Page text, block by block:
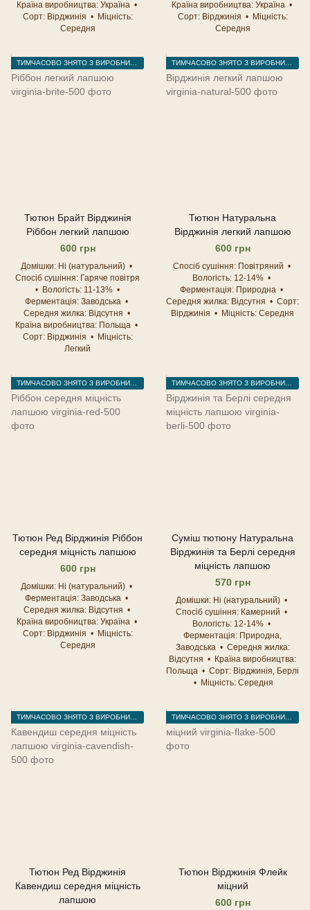
Країна виробництва Україна
Сорт
Вірджинія
Міцність
Середня
Країна виробництва Україна
Сорт
Вірджинія
Міцність
Середня
Тютюн Брайт Вірджинія
Ріббон легкий лапшою
600 грн
Домішки
Ні (натуральний)
Спосіб сушіння
Гаряче повітря
Вологість 11-13%
Ферментація Заводська
Середня жилка
Відсутня
Країна виробництва Польща
Сорт
Вірджинія
Міцність
Легкий
Тютюн Натуральна
Вірджинія легкий лапшою
600 грн
Спосіб сушіння
Повітряний
Вологість 12-14%
Ферментація
Природна
Середня жилка Відсутня
Сорт
Вірджинія
Міцність Середня
Тютюн Ред Вірджинія Ріббон
середня міцність лапшою
600 грн
Домішки
Ні (натуральний)
Ферментація Заводська
Середня жилка
Відсутня
Країна виробництва Україна
Сорт
Вірджинія
Міцність
Середня
Суміш тютюну Натуральна
Вірджинія та Берлі середня
міцність лапшою
570 грн
Домішки
Ні (натуральний)
Спосіб сушіння
Камерний
Вологість 12-14%
Ферментація
Природна,
Заводська
Середня жилка
Відсутня
Країна виробництва
Польща
Сорт Вірджинія, Берлі
Міцність Середня
Тютюн Ред Вірджинія
Кавендиш середня міцність
лапшою
Тютюн Вірджинія Флейк
міцний
600 грн